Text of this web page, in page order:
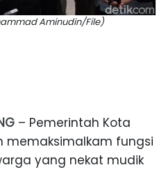
Aminudin/File)
– Pemerintah Kota
memaksimalkam fungsi
yang nekat mudik